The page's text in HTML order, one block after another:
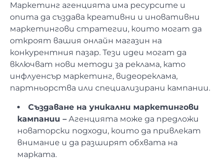
Маркетинг агенцията има ресурсите и
опита да създава креативни и иновативни
маркетингови стратегии, които могат да
откроят вашия онлайн магазин на
конкурентния пазар. Тези идеи могат да
включват нови методи за реклама, като
инфлуенсър маркетинг, видеореклама,
партньорства или специализирани кампании.
Създаване на уникални маркетингови
кампании – Агенцията може да предложи
новаторски подходи, които да привлекат
внимание и да разширят обхвата на
марката.